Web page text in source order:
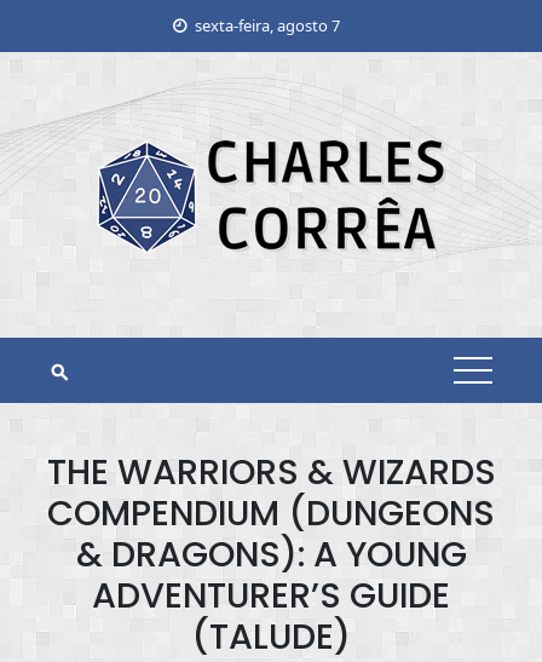
sexta-feira, agosto 7
THE WARRIORS & WIZARDS
COMPENDIUM (DUNGEONS
& DRAGONS): A YOUNG
ADVENTURER’S GUIDE
(TALUDE)